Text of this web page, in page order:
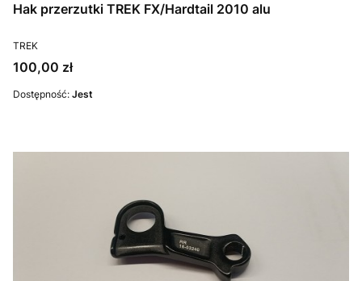
Hak przerzutki TREK FX/Hardtail 2010 alu
PRODUCENT
TREK
Cena
100,00 zł
Dostępność: Jest